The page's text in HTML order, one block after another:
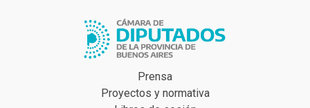
Prensa
Proyectos y normativa